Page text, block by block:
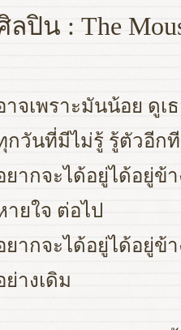
ลปิน : The
าจเพราะมันน้อย ดูเ
กวันที่มีไม่รู้ รู้ตัวอีก
ยากจะได้อยู่ได้อยู่ข้
ายใจ ต่อไป
ยากจะได้อยู่ได้อยู่ข้า
ย่างเดิม